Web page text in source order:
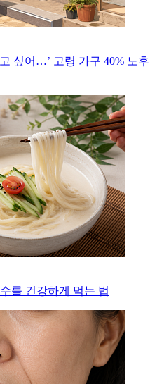
싶어…’ 고령 가구 40% 노후
를 건강하게 먹는 법